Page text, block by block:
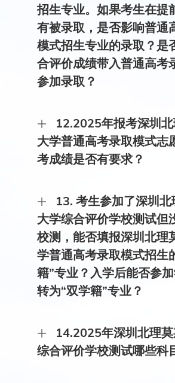
招生专业。如果考生在提
有被录取，是否影响普通
模式招生专业的录取？是
合评价成绩带入普通高考
参加录取？
考生参加普通高考录取批次录取。我
取模式招生仅依据高考成绩择优录取
评价成绩。
12.2025年报考深圳
大学普通高考录取模式志
考成绩是否有要求？
在山西、河南、四川、陕西等4个传
高考成绩须达到生源省公布的第一批
控制分数线及以上，可在本科一批填
苏、浙江、安徽、江西、湖北、湖南
革省市，高考数学单科成绩达到95分
单科成绩达到115分及以上。在河北
等3个高考改革省份，高考成绩须达
的特殊类型招生控制分数线及以上，
科目符合要求，可在本科（普通）批
13. 考生参加了深圳
大学综合评价学校测试但
校测，能否填报深圳北理
学普通高考录取模式招生
籍”专业？入学后能否参
转为“双学籍”专业？
也不能申请转为“双学籍”专业，仅注
斯科大学学籍，毕业达到要求颁发深
大学毕业证书和学士学位证书。
14.2025年深圳北理
综合评价学校测试哪些科